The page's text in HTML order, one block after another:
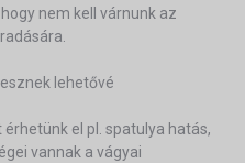
nem kell várnunk az
lehetővé
el pl. spatulya hatás,
vannak a vágyai